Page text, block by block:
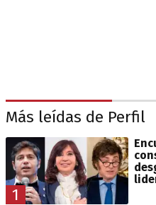
Más leídas de Perfil
1